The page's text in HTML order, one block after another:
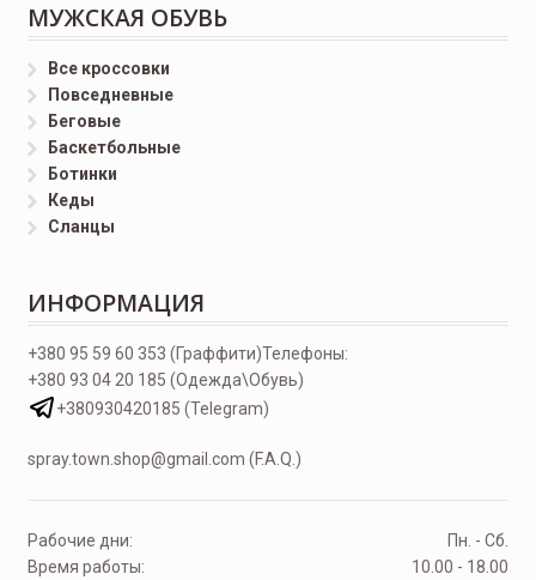
МУЖСКАЯ ОБУВЬ
Все кроссовки
Повседневные
Беговые
Баскетбольные
Ботинки
Кеды
Сланцы
ИНФОРМАЦИЯ
Телефоны:
+380 95 59 60 353 (Граффити)
+380 93 04 20 185 (Одежда\Обувь)
+380930420185 (Telegram)
spray.town.shop@gmail.com (F.A.Q.)
Рабочие дни:
Пн. - Сб.
Время работы:
10.00 - 18.00